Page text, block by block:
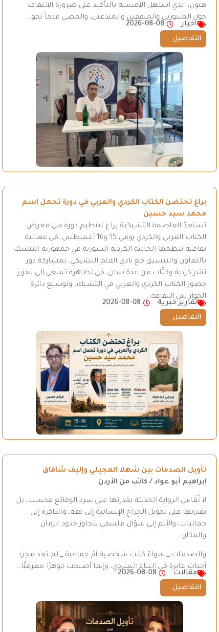
هبون، الذي استهل الأمسية بالتأكيد على ضرورة الالتفاف
حول المتنورين والمثقفين والمبدعين، والمضي قدماً نحو…
اخبار
2026-08-08
التفاصيل ...
براغ تحتضن الكتاب الكردي والعربي في دورة تحمل اسم
محمد سيد حسين
تستعدّ العاصمة التشيكية براغ لتنظيم دورة من معرض
الكتاب العربي والكردي يومي 15 و16 أغسطس، في فعالية
ثقافية تنظمها الجالية الكردية السورية في جمهورية التشيك
بالتعاون والتنسيق مع نادي القلم التشيكي، بمشاركة دور
نشر كردية وكتّاب من عدة بلدان، في تظاهرة تسعى إلى تعزيز
حضور الكتاب الكردي والعربي في التشيك، وتوسيع دائرة
الحوار بين الثقافة…
تقارير خبرية
2026-08-08
التفاصيل ...
تأويل الصدمات بين شهلا العجيلي وإليف شافاق
إبراهيم أبو عواد / كاتب من الأردن
لا تُقَاس الرواية الحديثة بقدرتها على سرد الوقائع فحسب، بل
بقدرتها على تحويل الجِراح الإنسانية إلى لغة، والذاكرة إلى
جماليات، والألم إلى سؤال فلسفي يتجاوز حدود الزمان
والمكان.
والصدمات _ سواءٌ كانت شخصية أمْ جماعية _ لم تعد مجرد
أحداث عابرة في البناء السردي، وإنما أصبحت جوهرًا معرفيًّا…
مقالات
2026-08-08
التفاصيل ...